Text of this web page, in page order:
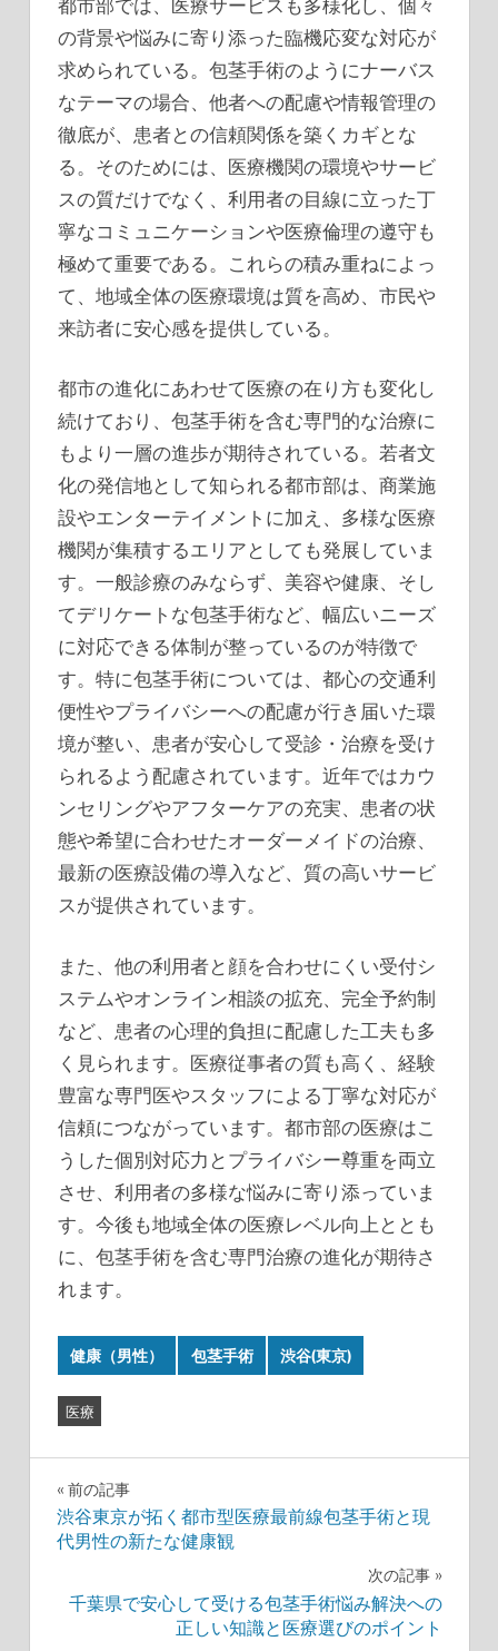
都市部では、医療サービスも多様化し、個々
の背景や悩みに寄り添った臨機応変な対応が
求められている。包茎手術のようにナーバス
なテーマの場合、他者への配慮や情報管理の
徹底が、患者との信頼関係を築くカギとな
る。そのためには、医療機関の環境やサービ
スの質だけでなく、利用者の目線に立った丁
寧なコミュニケーションや医療倫理の遵守も
極めて重要である。これらの積み重ねによっ
て、地域全体の医療環境は質を高め、市民や
来訪者に安心感を提供している。
都市の進化にあわせて医療の在り方も変化し
続けており、包茎手術を含む専門的な治療に
もより一層の進歩が期待されている。若者文
化の発信地として知られる都市部は、商業施
設やエンターテイメントに加え、多様な医療
機関が集積するエリアとしても発展していま
す。一般診療のみならず、美容や健康、そし
てデリケートな包茎手術など、幅広いニーズ
に対応できる体制が整っているのが特徴で
す。特に包茎手術については、都心の交通利
便性やプライバシーへの配慮が行き届いた環
境が整い、患者が安心して受診・治療を受け
られるよう配慮されています。近年ではカウ
ンセリングやアフターケアの充実、患者の状
態や希望に合わせたオーダーメイドの治療、
最新の医療設備の導入など、質の高いサービ
スが提供されています。
また、他の利用者と顔を合わせにくい受付シ
ステムやオンライン相談の拡充、完全予約制
など、患者の心理的負担に配慮した工夫も多
く見られます。医療従事者の質も高く、経験
豊富な専門医やスタッフによる丁寧な対応が
信頼につながっています。都市部の医療はこ
うした個別対応力とプライバシー尊重を両立
させ、利用者の多様な悩みに寄り添っていま
す。今後も地域全体の医療レベル向上ととも
に、包茎手術を含む専門治療の進化が期待さ
れます。
健康（男性） 包茎手術 渋谷(東京)
医療
投
稿
前の記事
渋谷東京が拓く都市型医療最前線包茎手術と現
代男性の新たな健康観
次の記事
千葉県で安心して受ける包茎手術悩み解決への
正しい知識と医療選びのポイント